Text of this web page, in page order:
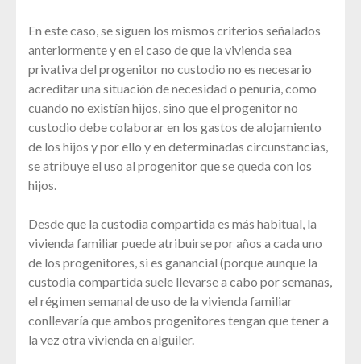
En este caso, se siguen los mismos criterios señalados
anteriormente y en el caso de que la vivienda sea
privativa del progenitor no custodio no es necesario
acreditar una situación de necesidad o penuria, como
cuando no existían hijos, sino que el progenitor no
custodio debe colaborar en los gastos de alojamiento
de los hijos y por ello y en determinadas circunstancias,
se atribuye el uso al progenitor que se queda con los
hijos.
Desde que la custodia compartida es más habitual, la
vivienda familiar puede atribuirse por años a cada uno
de los progenitores, si es ganancial (porque aunque la
custodia compartida suele llevarse a cabo por semanas,
el régimen semanal de uso de la vivienda familiar
conllevaría que ambos progenitores tengan que tener a
la vez otra vivienda en alguiler.